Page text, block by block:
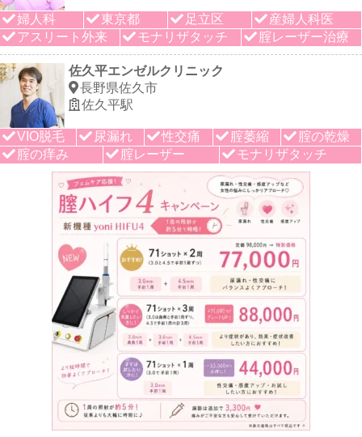
婦人科 東京都 足立区
産婦人科医
アスリート外来
モナリザタッチ 腟レーザー治療
佐久平エンゼルクリニック
長野県佐久市
佐久平駅
VIO脱毛 尿漏れ 性交痛 腟萎縮
腟の乾燥
腟の痒み
腟レーザー モナリザタッチ